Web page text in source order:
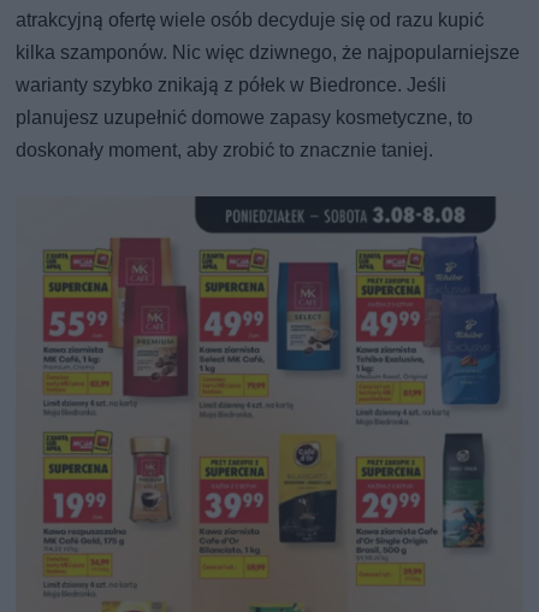
atrakcyjną ofertę wiele osób decyduje się od razu kupić
kilka szamponów. Nic więc dziwnego, że najpopularniejsze
warianty szybko znikają z półek w Biedronce. Jeśli
planujesz uzupełnić domowe zapasy kosmetyczne, to
doskonały moment, aby zrobić to znacznie taniej.